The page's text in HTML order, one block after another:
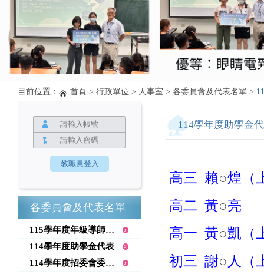
目前位置： 首頁 > 行政單位 > 人事室 > 各委員會及代表名單 >
各委員會及代表名單
115學年度年級導師召集人
114學年度助學金代表
114學年度招委會委員名單
114學年度助學金
高三 賴○煌（
高二 黃○亮
高一 黃○凱（
初三 謝○ 人（